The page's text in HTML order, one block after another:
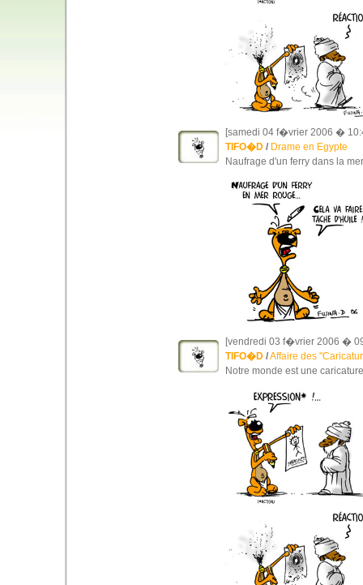
[samedi 04 f�vrier 2006 �
TIFO�D/ Drame en Egypte
Naufrage d'un ferry dans la
[vendredi 03 f�vrier 2006 �
TIFO�D/Affaire des
Notre monde est une